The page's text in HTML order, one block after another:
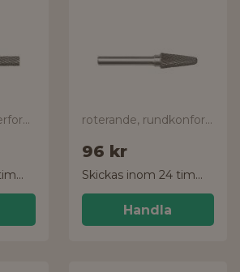
roterande, cylinderform med tandning
Skickas inom 24 timmar!
roterande, rundkonformad
96 kr
Skickas inom 24 timmar!
Handla